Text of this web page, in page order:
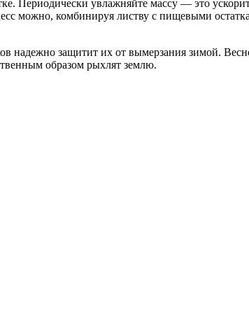
Периодически увлажняйте массу — это
можно, комбинируя листву с пищевыми
надежно защитит их от вымерзания зимой.
образом рыхлят землю.